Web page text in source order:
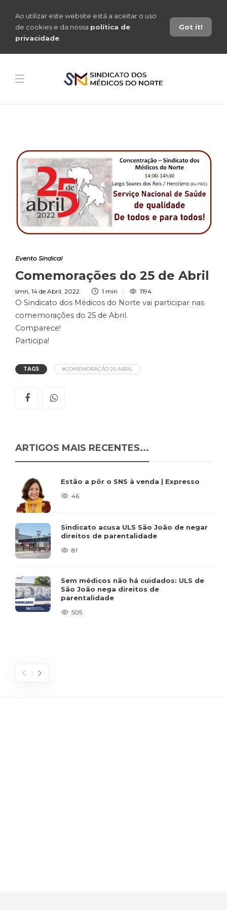
Ao utilizar este website está a aceitar o uso
de cookies e da nossa política de
privacidade
Got it!
Evento Sindical
Comemorações do 25 de Abril
smn 14 de Abril, 2022 1 min 1194
O Sindicato dos Médicos do Norte vai participar nas
comemorações do 25 de Abril.
Comparece!
Participa!
TAGS #COMEMORAÇÃO 25 ABRIL
ARTIGOS MAIS RECENTES...
Estão a pôr o SNS à venda | Expresso
46
Sindicato acusa ULS São João de negar
direitos de parentalidade
81
Sem médicos não há cuidados: ULS de
São João nega direitos de
parentalidade
505